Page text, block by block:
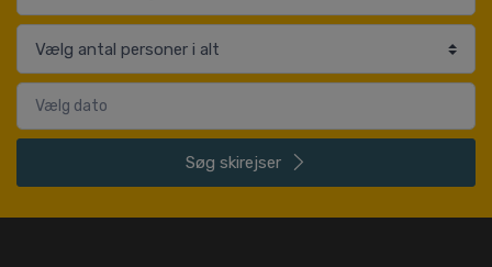
Søg skirejser